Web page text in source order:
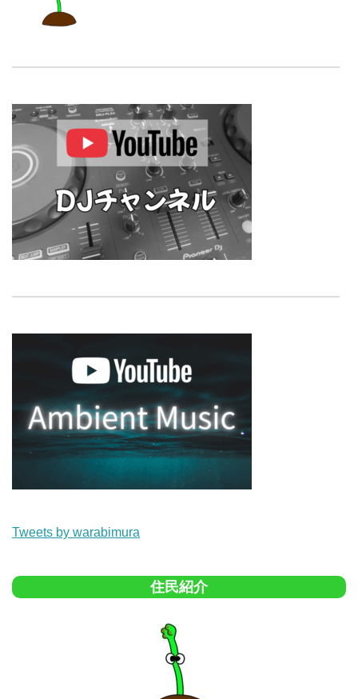
Tweets by warabimura
住民紹介